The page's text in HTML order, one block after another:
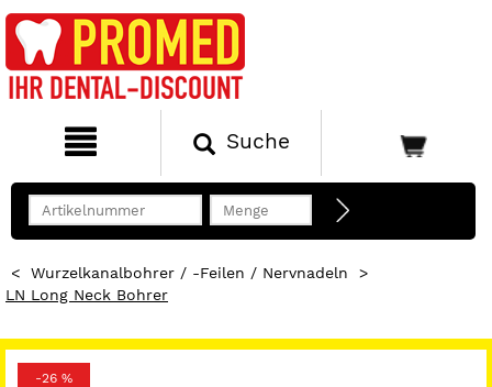
Suche
< Wurzelkanalbohrer / -Feilen / Nervnadeln
>
LN Long Neck Bohrer
-26 %